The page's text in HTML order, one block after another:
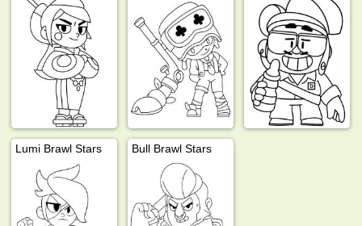
Lumi Brawl Stars Bull Brawl Stars